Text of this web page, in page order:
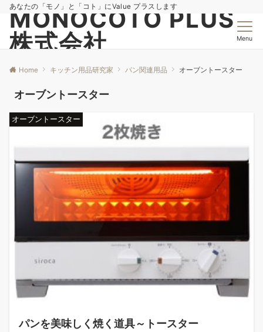
あなたの「モノ」と「コト」にValue プラスします
MONOCOTO PLUS
株式会社
Menu
Home キッチン用品研究家 パン関連用品 オーブントースター
オーブントースター
オーブントースター
パンを美味しく焼く道具～トースター